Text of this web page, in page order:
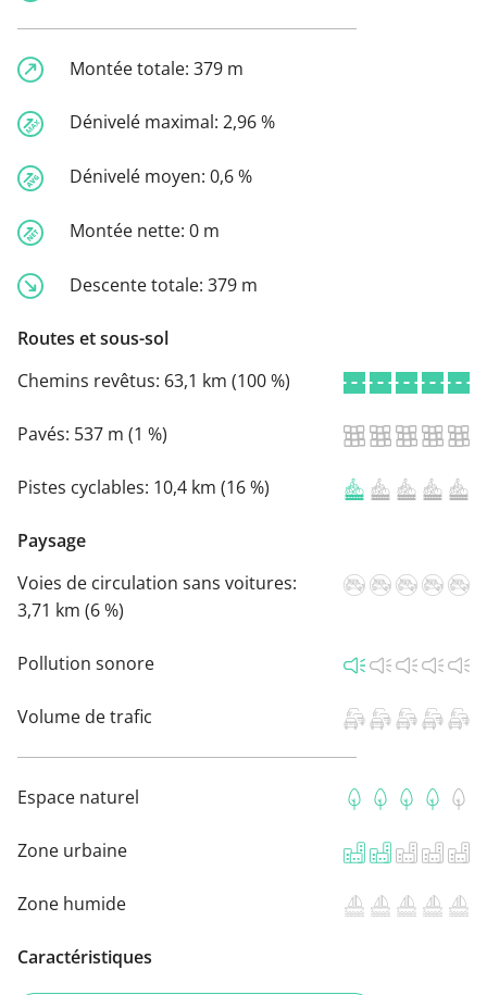
Montée totale: 379 m
Dénivelé maximal: 2,96 %
Dénivelé moyen: 0,6 %
Montée nette: 0 m
Descente totale: 379 m
Routes et sous-sol
Chemins revêtus: 63,1 km (100 %)
Pavés: 537 m (1 %)
Pistes cyclables: 10,4 km (16 %)
Paysage
Voies de circulation sans voitures:
3,71 km (6 %)
Pollution sonore
Volume de trafic
Espace naturel
Zone urbaine
Zone humide
Caractéristiques